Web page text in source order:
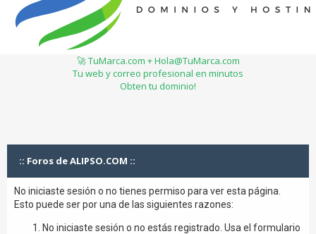
🚀 TuMarca.com + Hola@TuMarca.com
Tu web y correo profesional en minutos
Obten tu dominio!
:: Foros de ALIPSO.COM ::
No iniciaste sesión o no tienes permiso para ver esta página.
Esto puede ser por una de las siguientes razones:
No iniciaste sesión o no estás registrado. Usa el formulario